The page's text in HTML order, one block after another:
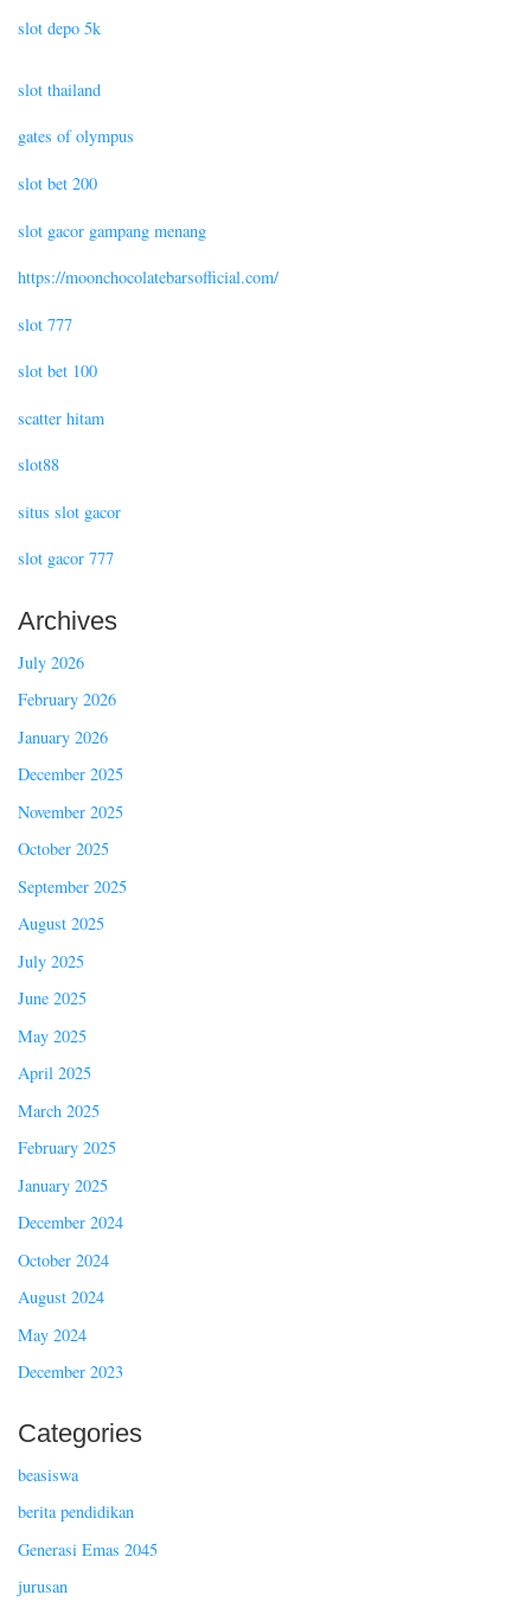
slot depo 5k
slot thailand
gates of olympus
slot bet 200
slot gacor gampang menang
https://moonchocolatebarsofficial.com/
slot 777
slot bet 100
scatter hitam
slot88
situs slot gacor
slot gacor 777
Archives
July 2026
February 2026
January 2026
December 2025
November 2025
October 2025
September 2025
August 2025
July 2025
June 2025
May 2025
April 2025
March 2025
February 2025
January 2025
December 2024
October 2024
August 2024
May 2024
December 2023
Categories
beasiswa
berita pendidikan
Generasi Emas 2045
jurusan